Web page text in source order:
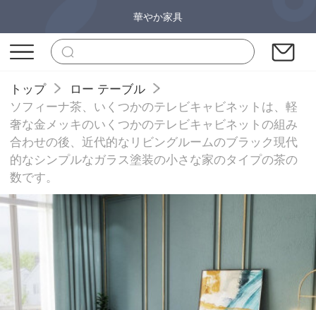
華やか家具
トップ
ロー テーブル
ソフィーナ茶、いくつかのテレビキャビネットは、軽
奢な金メッキのいくつかのテレビキャビネットの組み
合わせの後、近代的なリビングルームのブラック現代
的なシンプルなガラス塗装の小さな家のタイプの茶の
数です。